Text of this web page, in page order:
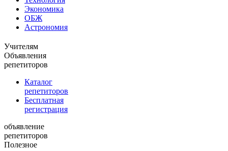
Экономика
ОБЖ
Астрономия
Учителям
Объявления
репетиторов
Каталог
репетиторов
Бесплатная
регистрация
объявление
репетиторов
Полезное